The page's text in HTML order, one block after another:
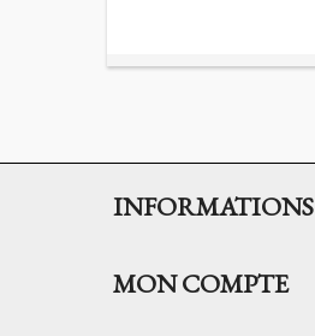
INFORMATIONS
MON COMPTE